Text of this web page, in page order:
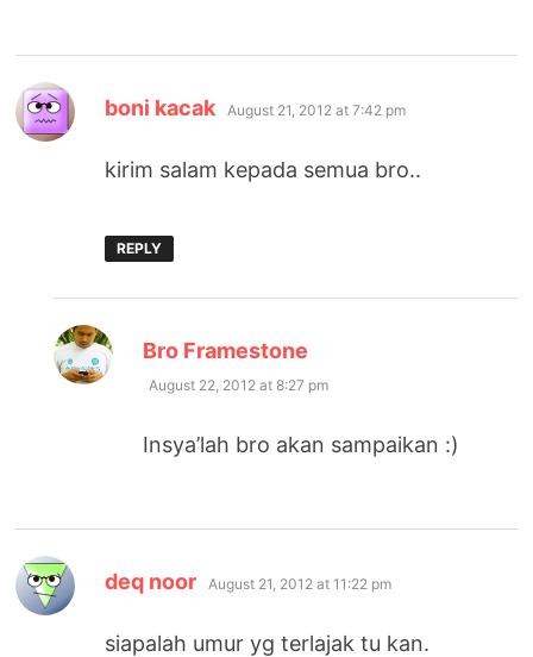
boni kacak says:
August 21, 2012 at 7:42 pm
kirim salam kepada semua bro..
REPLY
Bro Framestone
August 22, 2012 at 8:27 pm
Insya’lah bro akan sampaikan :)
deq noor says:
August 21, 2012 at 11:22 pm
siapalah umur yg terlajak tu kan.